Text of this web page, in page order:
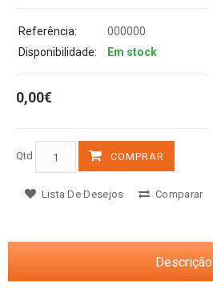
Referência:
000000
Disponibilidade:
Em stock
0,00€
Qtd COMPRAR
Lista De Desejos Comparar
Descrição